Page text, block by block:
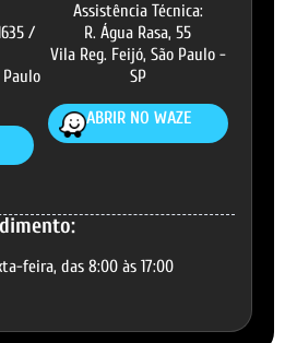
/
Paulo
Assistência Técnica:
R. Água Rasa, 55
Vila Reg. Feijó, São Paulo -
SP
ABRIR NO WAZE
feira, das 8:00 às 17:00